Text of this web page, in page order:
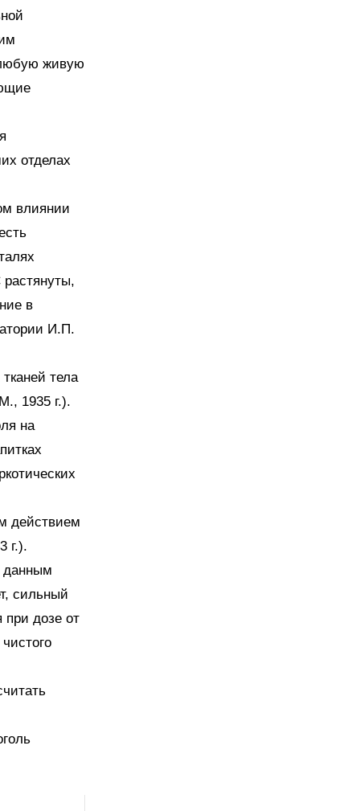
живую
отделах
влиянии
в
И.П.
тела
1935 г.).
на
действием
г.).
данным
сильный
при дозе от